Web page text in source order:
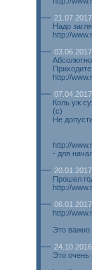
Надо
http://
Приходите
http://
Коль уж
(с)
Не
http://
- для
Прошел
http://
http://
Это важно
Это очень